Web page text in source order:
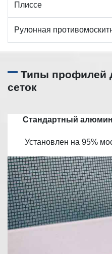
Плиссе
Рулонная
Типы профилей
сеток
Стандартный
Установлен на 95%